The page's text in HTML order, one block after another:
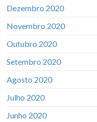
Dezembro 2020
Novembro 2020
Outubro 2020
Setembro 2020
Agosto 2020
Julho 2020
Junho 2020